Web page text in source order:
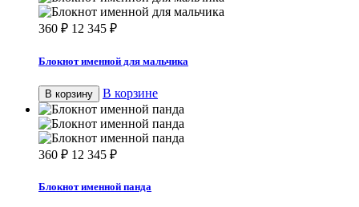
360 ₽ 12 345 ₽
Блокнот именной для мальчика
В корзину В корзине
360 ₽ 12 345 ₽
Блокнот именной панда